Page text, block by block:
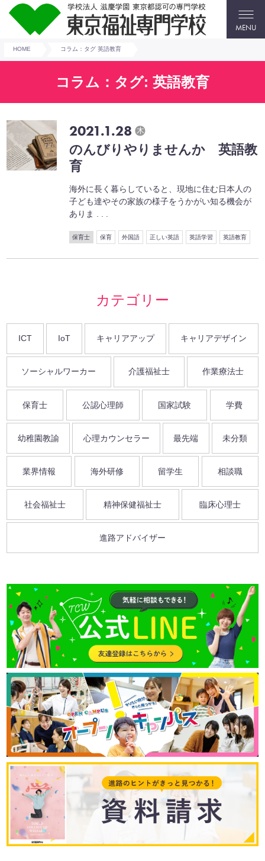
MENU
HOME コラム：タグ 英語教育
コラム：タグ: 英語教育
2021.1.28 木
のんびりやりませんか 英語教
育
海外に長く暮らしていると、現地に住む日本人の
子ども達やその家族の様子をうかがい知る機会が
ありま . . .
保育士 保育 外国語 正しい英語 英語学習 英語教育
カテゴリー
ICT IoT キャリアアップ キャリアデザイン
ソーシャルワーカー 介護福祉士 作業療法士
保育士 公認心理師 国家試験 学費
幼稚園教諭 心理カウンセラー 最先端 未分類
業界情報 海外研修 留学生 相談職
社会福祉士 精神保健福祉士 臨床心理士
進路アドバイザー